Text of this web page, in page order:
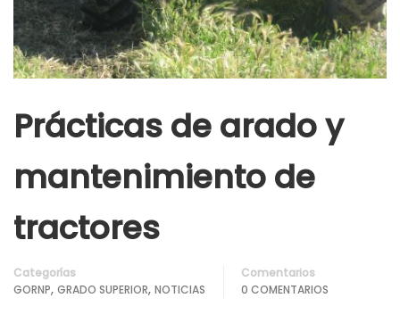
Prácticas de arado y
mantenimiento de
tractores
Categorías
GORNP, GRADO SUPERIOR, NOTICIAS
Comentarios
0 COMENTARIOS